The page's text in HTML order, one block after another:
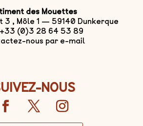
des Mouettes
3 , Môle 1 — 59140 Dunkerque
(0)3 28 64 53 89
nous par e-mail
NOUS